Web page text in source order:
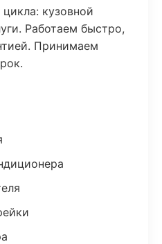
кузовной
Работаем быстро,
Принимаем